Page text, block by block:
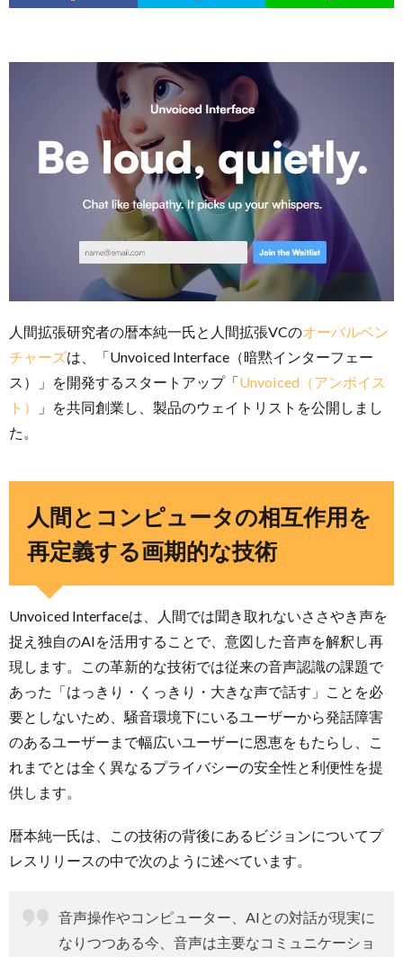
人間拡張研究者の暦本純一氏と人間拡張VCのオーバルベン
チャーズは、「Unvoiced Interface（暗黙インターフェー
ス）」を開発するスタートアップ「Unvoiced（アンボイス
ト）
」を共同創業し、製品のウェイトリストを公開しまし
た。
人間とコンピュータの相互作用を
再定義する画期的な技術
Unvoiced Interfaceは、人間では聞き取れないささやき声を
捉え独自のAIを活用することで、意図した音声を解釈し再
現します。この革新的な技術では従来の音声認識の課題で
あった「はっきり・くっきり・大きな声で話す」ことを必
要としないため、騒音環境下にいるユーザーから発話障害
のあるユーザーまで幅広いユーザーに恩恵をもたらし、こ
れまでとは全く異なるプライバシーの安全性と利便性を提
供します。
暦本純一氏は、この技術の背後にあるビジョンについてプ
レスリリースの中で次のように述べています。
音声操作やコンピューター、AIとの対話が現実に
なりつつある今、音声は主要なコミュニケーショ